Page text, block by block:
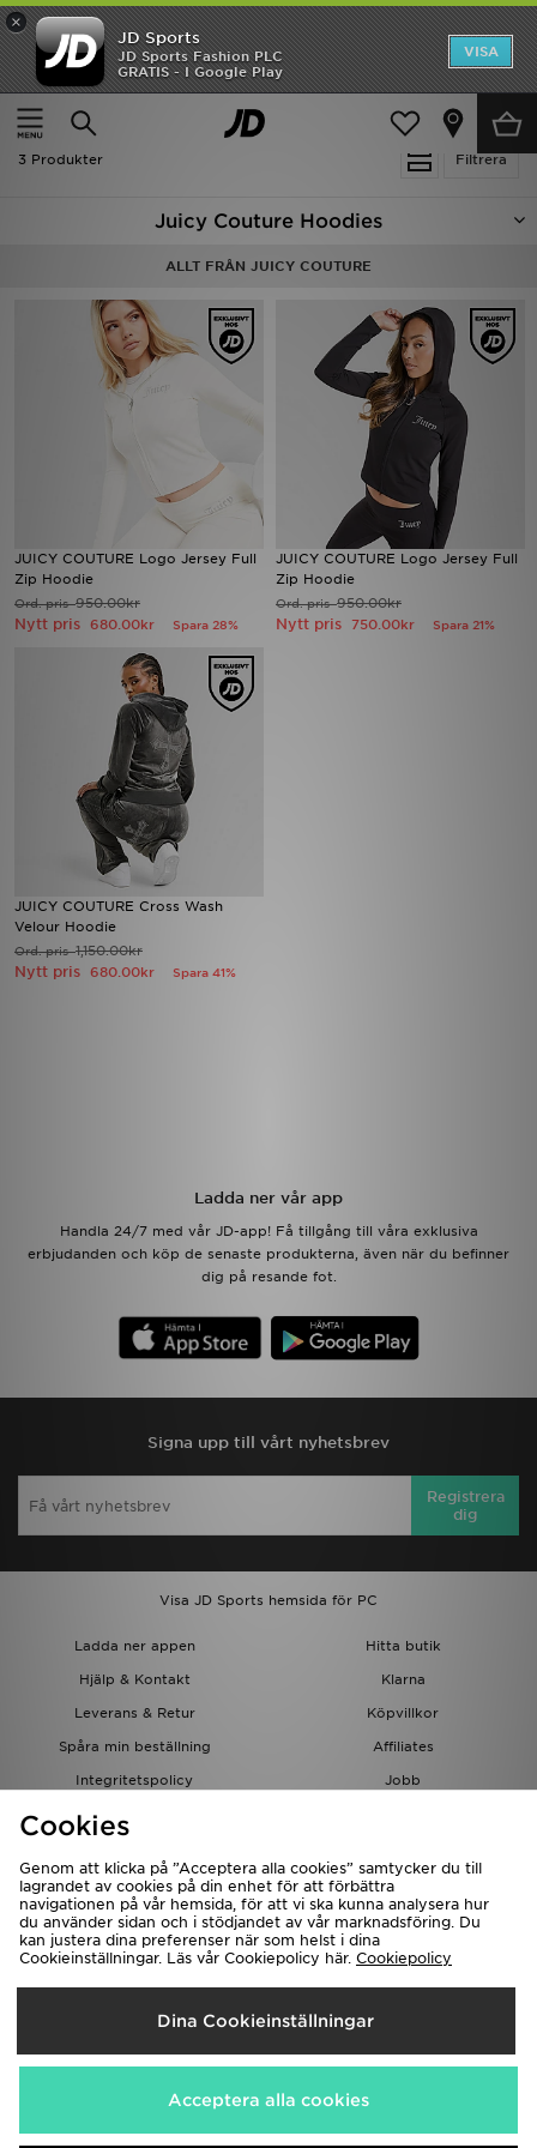
×
JD Sports
JD Sports Fashion PLC
GRATIS - I Google Play
VISA
Ny termin, ny stil Essentials för skolstarten
Hem
JUICY COUTURE Hoodies
Filtrera
3 Produkter
Juicy Couture Hoodies
ALLT FRÅN JUICY COUTURE
JUICY COUTURE Logo Jersey Full
Zip Hoodie
Ord. pris950.00kr
Nytt pris 680.00kr Spara 28%
JUICY COUTURE Logo Jersey Full
Zip Hoodie
Ord. pris950.00kr
Nytt pris 750.00kr Spara 21%
JUICY COUTURE Cross Wash
Velour Hoodie
Ord. pris1,150.00kr
Nytt pris 680.00kr Spara 41%
Ladda ner vår app
Handla 24/7 med vår JD-app! Få tillgång till våra exklusiva
erbjudanden och köp de senaste produkterna, även när du befinner
dig på resande fot.
Signa upp till vårt nyhetsbrev
Registrera
dig
Visa JD Sports hemsida för PC
Ladda ner appen
Hitta butik
Hjälp & Kontakt
Klarna
Leverans & Retur
Köpvillkor
Spåra min beställning
Affiliates
Integritetspolicy
Jobb
JD-bloggen
Levererar Till
Sverige
Vi accepterar följande betalningssätt
Hem
Rea
Varumärken
Ladda ner appen
Mina meddelanden
Kundservice
JD Blogg
Cookies
Genom att klicka på ”Acceptera alla cookies” samtycker du till
lagrandet av cookies på din enhet för att förbättra
navigationen på vår hemsida, för att vi ska kunna analysera hur
du använder sidan och i stödjandet av vår marknadsföring. Du
kan justera dina preferenser när som helst i dina
Cookieinställningar. Läs vår Cookiepolicy här. Cookiepolicy
Dina Cookieinställningar
Acceptera alla cookies